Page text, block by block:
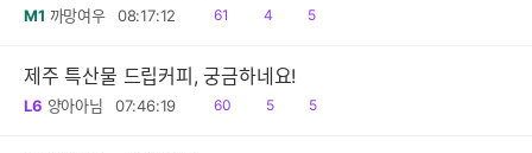
M1 까망여우 08:17:12
읽
61
공
4
댓
5
제주 특산물 드립커피, 궁금하네요!
L6 양아아님 07:46:19
읽
60
공
5
댓
5